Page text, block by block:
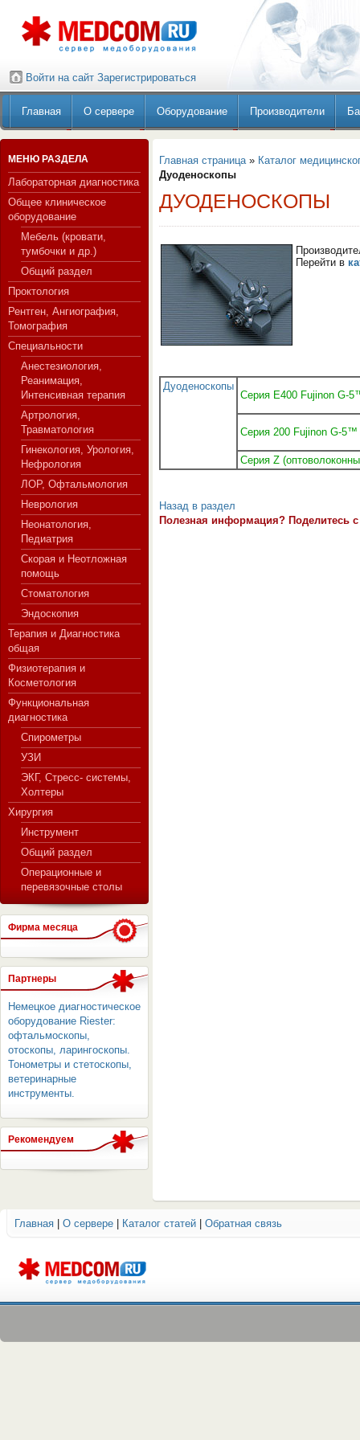
СЕРВЕР МЕДИЦИНСКОГО
ОБОРУДОВАНИЯ МЕДКОМ
Войти на сайт Зарегистрироваться
Главная О сервере Оборудование Производители
МЕНЮ РАЗДЕЛА
Лабораторная диагностика
Общее клиническое
оборудование
Мебель (кровати,
тумбочки и др.)
Общий раздел
Проктология
Рентген, Ангиография,
Томография
Специальности
Анестезиология,
Реанимация,
Интенсивная терапия
Артрология,
Травматология
Гинекология, Урология,
Нефрология
ЛОР, Офтальмология
Неврология
Неонатология,
Педиатрия
Скорая и Неотложная
помощь
Стоматология
Эндоскопия
Терапия и Диагностика
общая
Физиотерапия и
Косметология
Функциональная
диагностика
Спирометры
УЗИ
ЭКГ, Стресс- системы,
Холтеры
Хирургия
Инструмент
Общий раздел
Операционные и
перевязочные столы
Фирма месяца
Партнеры
Немецкое диагностическое
оборудование Riester:
офтальмоскопы,
отоскопы, ларингоскопы.
Тонометры и стетоскопы,
ветеринарные
инструменты.
Рекомендуем
Главная страница» Каталог
Дуоденоскопы
ДУОДЕНОСКОПЫ
Перейти в
Дуоденоскопы
Серия E400 Fujinon G-
Серия 200 Fujinon G-5™
Серия Z
Назад в раздел
Полезная информация? Поделитесь
Главная О сервере Каталог статей Обратная связь